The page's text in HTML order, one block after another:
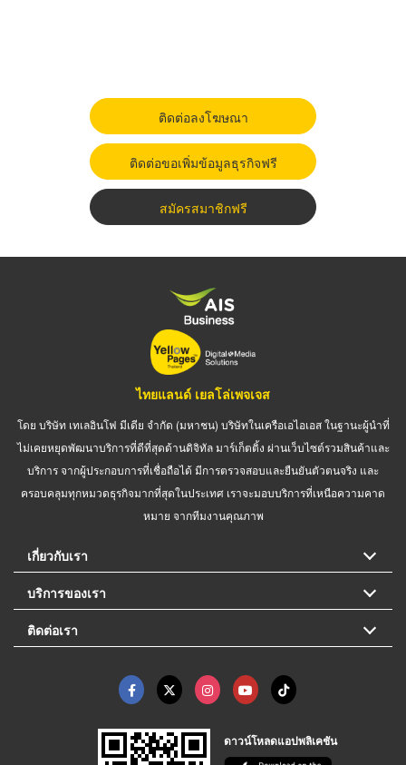
ติดต่อลงโฆษณา
ติดต่อขอเพิ่มข้อมูลธุรกิจฟรี
สมัครสมาชิกฟรี
ไทยแลนด์ เยลโล่เพจเจส
โดย บริษัท เทเลอินโฟ มีเดีย จำกัด (มหาชน) บริษัทในเครือเอไอเอส ในฐานะผู้นำที่
ไม่เคยหยุดพัฒนาบริการที่ดีที่สุดด้านดิจิทัล มาร์เก็ตติ้ง ผ่านเว็บไซต์รวมสินค้าและ
บริการ จากผู้ประกอบการที่เชื่อถือได้ มีการตรวจสอบและยืนยันตัวตนจริง และ
ครอบคลุมทุกหมวดธุรกิจมากที่สุดในประเทศ เราจะมอบบริการที่เหนือความคาด
หมาย จากทีมงานคุณภาพ
เกี่ยวกับเรา
บริการของเรา
ติดต่อเรา
ดาวน์โหลดแอปพลิเคชัน